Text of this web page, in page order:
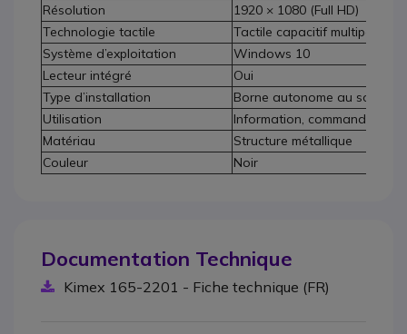
Résolution
1920 × 1080 (Full HD)
Technologie tactile
Tactile capacitif multipoint
Système d’exploitation
Windows 10
Lecteur intégré
Oui
Type d’installation
Borne autonome au sol
Utilisation
Information, commande,
Matériau
Structure métallique
Couleur
Noir
Documentation Technique
Kimex 165-2201 - Fiche technique (FR)